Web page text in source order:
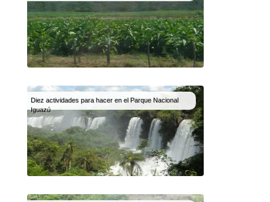
Diez actividades para hacer en el Parque Nacional
Iguazú